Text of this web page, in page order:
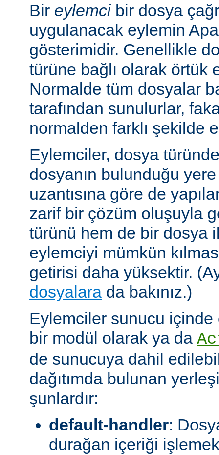
Bir eylemcibir dosya
uygulanacak eylemin
gösterimidir. Genellikle
türüne bağlı olarak örtük
Normalde tüm dosyalar
tarafından sunulurlar,
normalden farklı şekilde
Eylemciler, dosya
dosyanın bulunduğu
uzantısına göre de
zarif bir çözüm oluşuyla
türünü hem de bir dosya
eylemciyi mümkün
getirisi daha yüksektir.
dosyalara da bakınız.)
Eylemciler sunucu
bir modül olarak ya da
de sunucuya dahil
dağıtımda bulunan
şunlardır:
default-handler:
durağan içeriği